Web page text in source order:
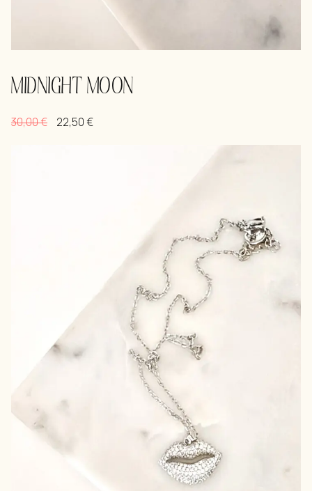
MIDNIGHT MOON
30,00€ 22,50€